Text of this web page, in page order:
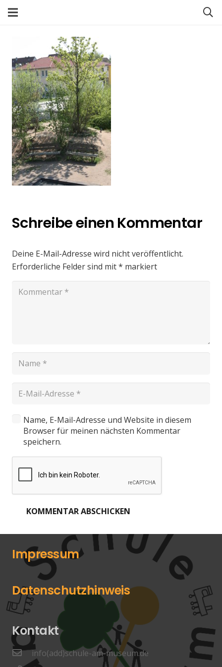
Schreibe einen Kommentar
Deine E-Mail-Adresse wird nicht veröffentlicht.
Erforderliche Felder sind mit* markiert
Name, E-Mail-Adresse und Website in diesem
Browser für meinen nächsten Kommentar
speichern.
KOMMENTAR ABSCHICKEN
Impressum
Datenschutzhinweis
Kontakt
info(add)schule-am-museum.de